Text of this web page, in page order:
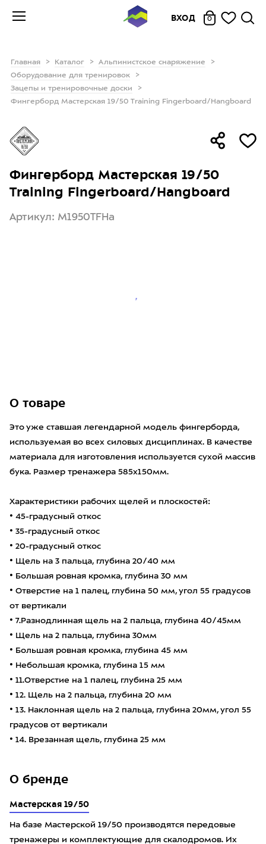
ВХОД 0
Главная Каталог
Альпинистское снаряжение
Оборудование для тренировок
Зацепы и тренировочные доски
Фингерборд Мастерская 19/50 Training Fingerboard/Hangboard
Фингерборд Мастерская 19/50
Training Fingerboard/Hangboard
Артикул: M1950TFHa
О товаре
Это уже ставшая легендарной модель фингерборда,
используемая во всех силовых дисциплинах. В качестве
материала для изготовления используется сухой массив
бука. Размер тренажера 585х150мм.
Характеристики рабочих щелей и плоскостей:
• 45-градусный откос
• 35-градусный откос
• 20-градусный откос
• Щель на 3 пальца, глубина 20/40 мм
• Большая ровная кромка, глубина 30 мм
• Отверстие на 1 палец, глубина 50 мм, угол 55 градусов
от вертикали
• 7.Разнодлинная щель на 2 пальца, глубина 40/45мм
• Щель на 2 пальца, глубина 30мм
• Большая ровная кромка, глубина 45 мм
• Небольшая кромка, глубина 15 мм
• 11.Отверстие на 1 палец, глубина 25 мм
• 12. Щель на 2 пальца, глубина 20 мм
• 13. Наклонная щель на 2 пальца, глубина 20мм, угол 55
градусов от вертикали
• 14. Врезанная щель, глубина 25 мм
О бренде
Мастерская 19/50
На базе Мастерской 19/50 производятся передовые
тренажеры и комплектующие для скалодромов. Их